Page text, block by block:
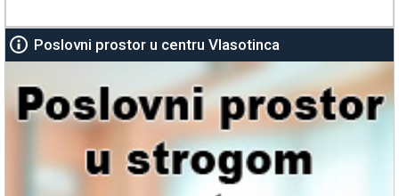
Poslovni prostor u centru Vlasotinca